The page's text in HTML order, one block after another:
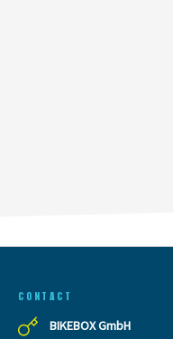
CONTACT
BIKEBOX GmbH